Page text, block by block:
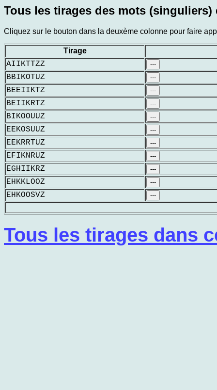
Tous les tirages des mots (singuliers)
Cliquez sur le bouton dans la deuxème colonne pour faire
Tirage
AIIKTTZZ ---
BBIKOTUZ ---
BEEIIKTZ ---
BEIIKRTZ ---
BIKOOUUZ ---
EEKOSUUZ ---
EEKRRTUZ ---
EFIKNRUZ ---
EGHIIKRZ ---
EHKKLOOZ ---
EHKOOSVZ ---
Tous les tirages dans